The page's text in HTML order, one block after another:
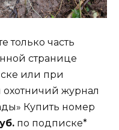
только часть
странице
или при
охотничий журнал
Купить номер
по подписке*